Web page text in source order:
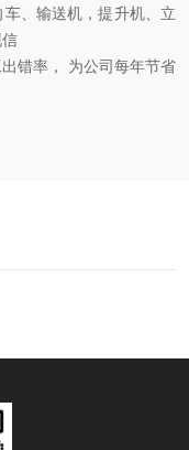
、输送机，提升机、立
错率， 为公司每年节省